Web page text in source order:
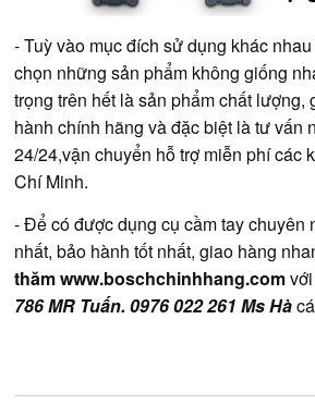
- Tuỳ vào mục đích sử dụng khác
chọn những sản phẩm không giống
trọng trên hết là sản phẩm chất lượng,
hành chính hãng và đặc biệt là tư vấn
24/24,vận chuyển hỗ trợ miễn phí các
Chí Minh.
- Để có được dụng cụ cầm tay chuyên
nhất, bảo hành tốt nhất, giao hàng
thămwww.boschchinhhang.com
786 MR Tuấn. 0976 022 261 Ms Hà